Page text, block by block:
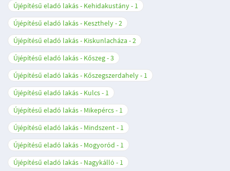
Újépítésű eladó lakás - Kehidakustány
1
Újépítésű eladó lakás - Keszthely 2
Újépítésű eladó lakás - Kiskunlacháza 2
Újépítésű eladó lakás - Kőszeg 3
Újépítésű eladó lakás - Kőszegszerdahely
1
Újépítésű eladó lakás - Kulcs
1
Újépítésű eladó lakás - Mikepércs
1
Újépítésű eladó lakás - Mindszent
1
Újépítésű eladó lakás - Mogyoród
1
Újépítésű eladó lakás - Nagykálló
1